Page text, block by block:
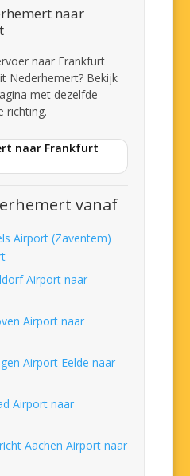
naar
naar Frankfurt
Nederhemert? Bekijk
met dezelfde
richting.
naar Frankfurt
vanaf
Airport (Zaventem)
Airport naar
Airport naar
Airport Eelde naar
Airport naar
Aachen Airport naar